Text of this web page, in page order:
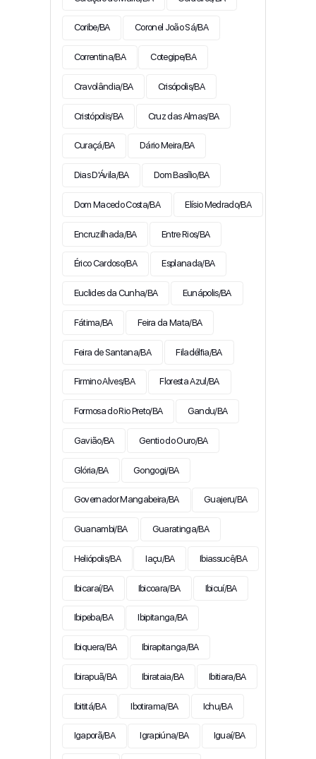
Coribe/BA Coronel João Sá/BA
Correntina/BA Cotegipe/BA
Cravolândia/BA Crisópolis/BA
Cristópolis/BA Cruz das Almas/BA
Curaçá/BA Dário Meira/BA
Dias D'Ávila/BA Dom Basílio/BA
Dom Macedo Costa/BA Elísio Medrado/BA
Encruzilhada/BA Entre Rios/BA
Érico Cardoso/BA Esplanada/BA
Euclides da Cunha/BA Eunápolis/BA
Fátima/BA Feira da Mata/BA
Feira de Santana/BA Filadélfia/BA
Firmino Alves/BA Floresta Azul/BA
Formosa do Rio Preto/BA Gandu/BA
Gavião/BA Gentio do Ouro/BA
Glória/BA Gongogi/BA
Governador Mangabeira/BA Guajeru/BA
Guanambi/BA Guaratinga/BA
Heliópolis/BA Iaçu/BA Ibiassucê/BA
Ibicaraí/BA Ibicoara/BA Ibicuí/BA
Ibipeba/BA Ibipitanga/BA
Ibiquera/BA Ibirapitanga/BA
Ibirapuã/BA Ibirataia/BA Ibitiara/BA
Ibititá/BA Ibotirama/BA Ichu/BA
Igaporã/BA Igrapiúna/BA Iguaí/BA